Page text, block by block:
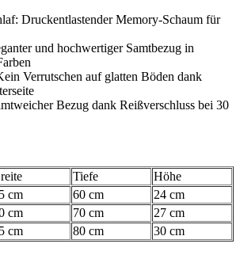
Druckentlastender Memory-Schaum für
und hochwertiger Samtbezug in
Verrutschen auf glatten Böden dank
Bezug dank Reißverschluss bei 30
Tiefe
Höhe
cm 60 cm
24 cm
cm 70 cm
27 cm
cm 80 cm 30 cm